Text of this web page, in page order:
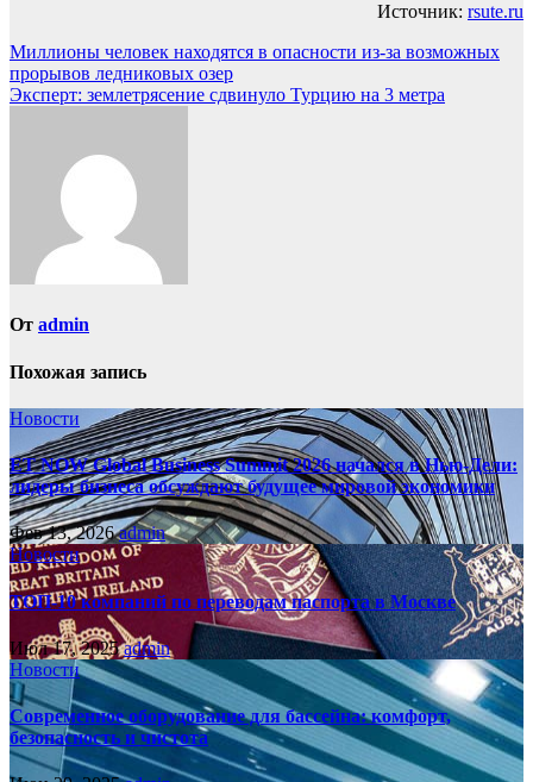
Источник: rsute.ru
Навигация
по
Миллионы человек находятся в опасности из-за возможных
прорывов ледниковых озер
Эксперт: землетрясение сдвинуло Турцию на 3 метра
От admin
Похожая запись
Новости
ET NOW Global Business Summit 2026 начался в Нью‑Дели:
лидеры бизнеса обсуждают будущее мировой экономики
Фев 13, 2026admin
Новости
ТОП-10 компаний по переводам паспорта в Москве
Июл 17, 2025admin
Новости
Современное оборудование для бассейна: комфорт,
безопасность и чистота